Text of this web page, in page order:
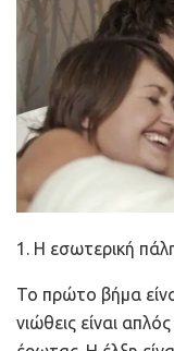
1. Η εσωτερική
Το πρώτο βήμα
νιώθεις είναι